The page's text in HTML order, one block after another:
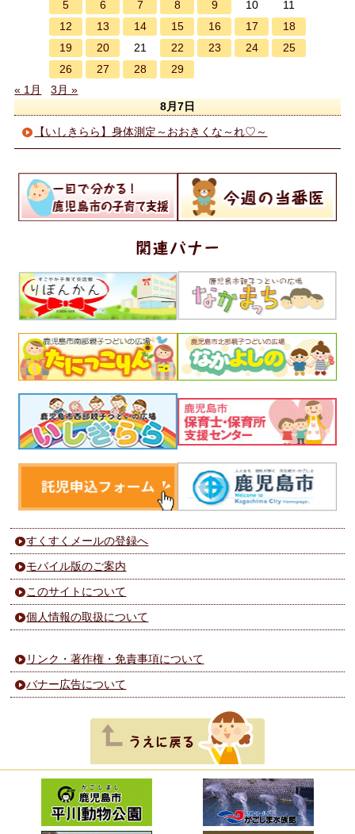
5
6 7 8 9 10
11
12
13 14 15 16 17
18
19
20 21 22 23 24
25
26
27 28
29
« 1月
3月 »
8月7日
【いしきらら】身体測定～おおきくな～れ♡～
すくすくメールの登録へ
モバイル版のご案内
このサイトについて
個人情報の取扱について
リンク・著作権・免責事項について
バナー広告について